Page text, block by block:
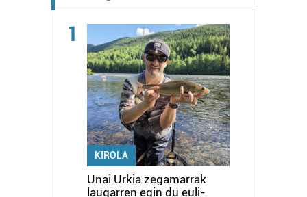
1
KIROLA
Unai Urkia zegamarrak
laugarren egin du euli-